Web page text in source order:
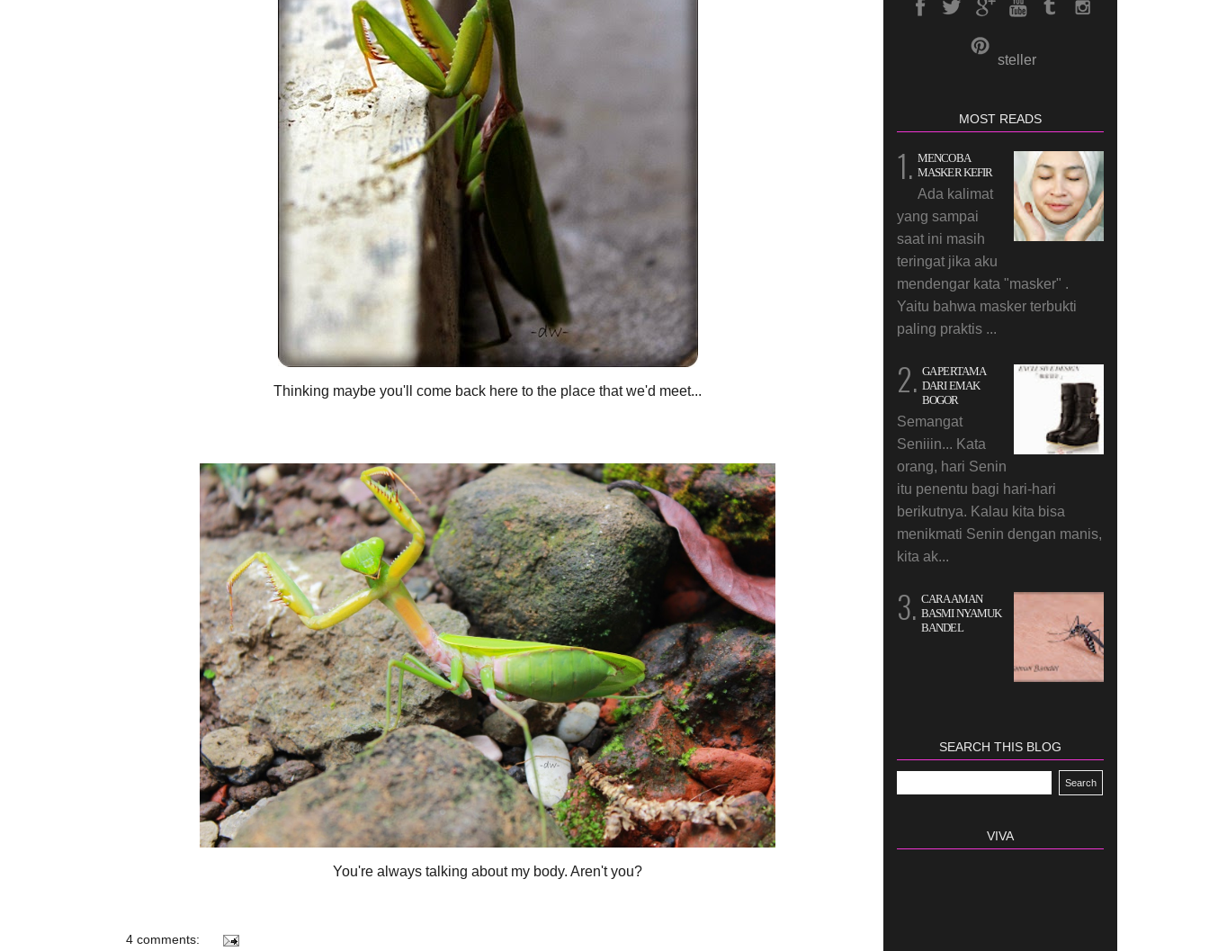
Thinking maybe you'll come back here to the place that we'd meet...
You're always talking about my body. Aren't you?
4 comments:
steller
MOST READS
MENCOBA
MASKER KEFIR
Ada kalimat
yang sampai
saat ini masih
teringat jika aku
mendengar kata "masker" .
Yaitu bahwa masker terbukti
paling praktis ...
GA PERTAMA
DARI EMAK
BOGOR
Semangat
Seniiin... Kata
orang, hari Senin
itu penentu bagi hari-hari
berikutnya. Kalau kita bisa
menikmati Senin dengan manis,
kita ak...
CARA AMAN
BASMI NYAMUK
BANDEL
SEARCH THIS BLOG
VIVA